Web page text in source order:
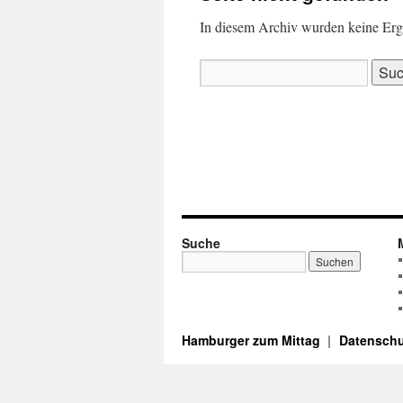
In diesem Archiv wurden keine
nach:
Suche
Hamburger zum Mittag